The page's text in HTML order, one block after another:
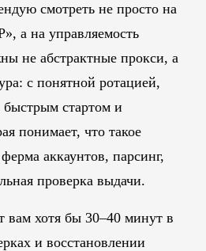
смотреть не просто на
а на управляемость
не абстрактные прокси, а
с понятной ротацией,
быстрым стартом и
понимает, что такое
аккаунтов, парсинг,
проверка выдачи.
вам хотя бы 30–40 минут в
и восстановлении